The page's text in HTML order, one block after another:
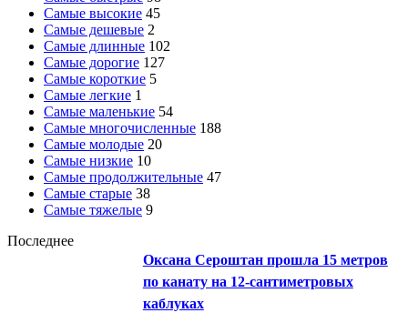
Самые высокие 45
Самые дешевые 2
Самые длинные 102
Самые дорогие 127
Самые короткие 5
Самые легкие 1
Самые маленькие 54
Самые многочисленные 188
Самые молодые 20
Самые низкие 10
Самые продолжительные 47
Самые старые 38
Самые тяжелые 9
Последнее
Оксана Сероштан прошла 15 метров
по канату на 12-сантиметровых
каблуках